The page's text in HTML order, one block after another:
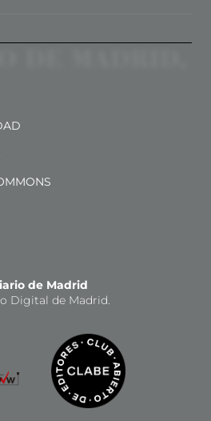
de Madrid
Digital de Madrid.